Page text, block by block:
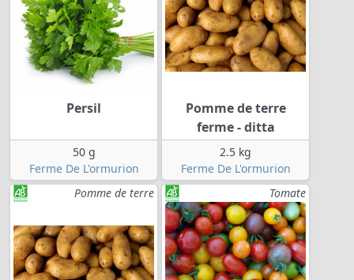
Persil
50 g
Ferme De L'ormurion
Pomme de terre
ferme - ditta
2.5 kg
Ferme De L'ormurion
Pomme de terre
Tomate